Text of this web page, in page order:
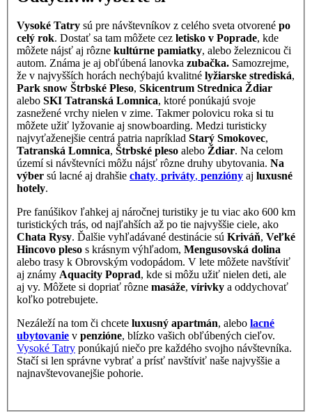
Vysoké Tatry sú pre návštevníkov z celého sveta otvorené po
celý rok. Dostať sa tam môžete cez letisko v Poprade, kde
môžete nájsť aj rôzne kultúrne pamiatky, alebo železnicou či
autom. Známa je aj obľúbená lanovka zubačka. Samozrejme,
že v najvyšších horách nechýbajú kvalitné lyžiarske strediská,
Park snow Štrbské Pleso, Skicentrum Strednica Ždiar
alebo SKI Tatranská Lomnica, ktoré ponúkajú svoje
zasnežené vrchy nielen v zime. Takmer polovicu roka si tu
môžete užiť lyžovanie aj snowboarding. Medzi turisticky
najvyťaženejšie centrá patria napríklad Starý Smokovec,
Tatranská Lomnica, Štrbské pleso alebo Ždiar. Na celom
území si návštevníci môžu nájsť rôzne druhy ubytovania. Na
výber sú lacné aj drahšie chaty, priváty, penzióny aj luxusné
hotely.
Pre fanúšikov ľahkej aj náročnej turistiky je tu viac ako 600 km
turistických trás, od najľahších až po tie najvyššie ciele, ako
Chata Rysy. Ďalšie vyhľadávané destinácie sú Kriváň, Veľké
Hincovo pleso s krásnym výhľadom, Mengusovská dolina
alebo trasy k Obrovským vodopádom. V lete môžete navštíviť
aj známy Aquacity Poprad, kde si môžu užiť nielen deti, ale
aj vy. Môžete si dopriať rôzne masáže, vírivky a oddychovať
koľko potrebujete.
Nezáleží na tom či chcete luxusný apartmán, alebo lacné
ubytovanie v penzióne, blízko vašich obľúbených cieľov.
Vysoké Tatry ponúkajú niečo pre každého svojho návštevníka.
Stačí si len správne vybrať a prísť navštíviť naše najvyššie a
najnavštevovanejšie pohorie.